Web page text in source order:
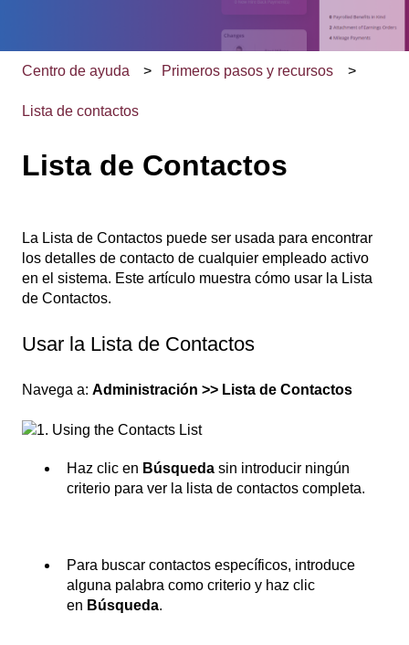
Centro de ayuda Primeros pasos y recursos
Lista de contactos
Lista de Contactos
La Lista de Contactos puede ser usada para encontrar
los detalles de contacto de cualquier empleado activo
en el sistema. Este artículo muestra cómo usar la Lista
de Contactos.
Usar la Lista de Contactos
Navega a: Administración >> Lista de Contactos
Haz clic en Búsqueda sin introducir ningún
criterio para ver la lista de contactos completa.
Para buscar contactos específicos, introduce
alguna palabra como criterio y haz clic
en Búsqueda.